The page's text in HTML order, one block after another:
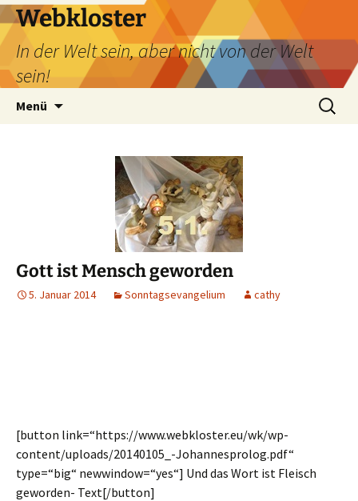
Webkloster
In der Welt sein, aber nicht von der Welt
sein!
Menü
Suchen
nach:
Gott ist Mensch geworden
5. Januar 2014 Sonntagsevangelium cathy
[button link=“https://www.webkloster.eu/wk/wp-
content/uploads/20140105_-Johannesprolog.pdf“
type=“big“ newwindow=“yes“] Und das Wort ist Fleisch
geworden- Text[/button]